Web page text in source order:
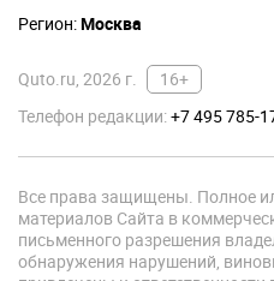
Регион:Москва
Quto.ru, 2026 г.
16+
Телефон редакции:+7 495 785-
Все права защищены. Полное
материалов Сайта в
письменного разрешения
обнаружения нарушений,